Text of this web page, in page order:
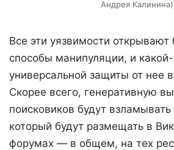
Андрея Калинина)
Все эти уязвимости открывают
способы манипуляции, и
универсальной защиты от нее
Скорее всего, генеративную
поисковиков будут взламывать
который будут размещать в
форумах — в общем, на тех